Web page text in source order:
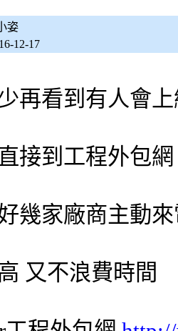
姿
12-17
再看到有人會
接到工程外包網
幾家廠商主動
又不浪費時間